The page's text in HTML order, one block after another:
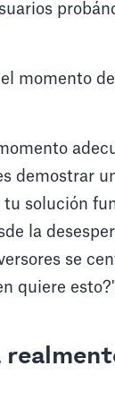
momento
demostrar
solución
la
se
quiere